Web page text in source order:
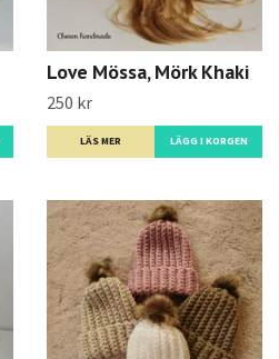
Love Mössa, Mörk Khaki
250 kr
LÄS MER LÄGG I KORGEN